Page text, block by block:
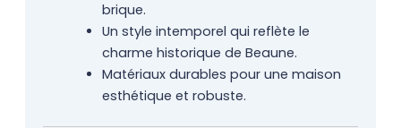
brique.
Un style intemporel qui reflète le
charme historique de Beaune.
Matériaux durables pour une maison
esthétique et robuste.